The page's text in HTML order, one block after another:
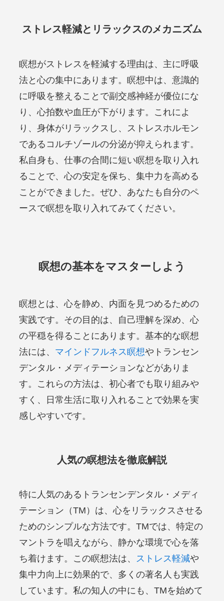
ストレス軽減とリラックスのメカニズム
瞑想がストレスを軽減する理由は、主に呼吸
法と心の集中にあります。瞑想中は、意識的
に呼吸を整えることで副交感神経が優位にな
り、心拍数や血圧が下がります。これによ
り、身体がリラックスし、ストレスホルモン
であるコルチゾールの分泌が抑えられます。
私自身も、仕事の合間に短い瞑想を取り入れ
ることで、心の安定を保ち、集中力を高める
ことができました。ぜひ、あなたも自分のペ
ースで瞑想を取り入れてみてください。
瞑想の基本をマスターしよう
瞑想とは、心を静め、内面を見つめるための
実践です。その目的は、自己理解を深め、心
の平穏を得ることにあります。基本的な瞑想
法には、 マインドフルネス瞑想やトランセン
デンタル・メディテーションなどがありま
す。これらの方法は、初心者でも取り組みや
すく、日常生活に取り入れることで効果を実
感しやすいです。
人気の瞑想法を徹底解説
特に人気のあるトランセンデンタル・メディ
テーション（TM）は、心をリラックスさせる
ためのシンプルな方法です。TMでは、特定の
マントラを唱えながら、静かな環境で心を落
ち着けます。この瞑想法は、 ストレス軽減や
集中力向上に効果的で、多くの著名人も実践
しています。私の知人の中にも、TMを始めて